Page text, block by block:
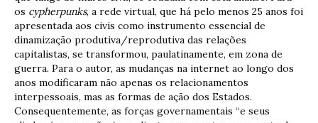
os cypherpunks, a rede virtual, que há pelo menos 25 anos foi
apresentada aos civis como instrumento essencial de
dinamização produtiva/reprodutiva das relações
capitalistas, se transformou, paulatinamente, em zona de
guerra. Para o autor, as mudanças na internet ao longo dos
anos modificaram não apenas os relacionamentos
interpessoais, mas as formas de ação dos Estados.
Consequentemente, as forças governamentais “e seus